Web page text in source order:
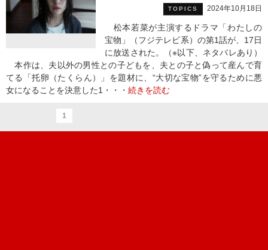
TOPICS 2024年10月18日
松本若菜が主演するドラマ「わたしの
宝物」（フジテレビ系）の第1話が、17日
に放送された。（※以下、ネタバレあり）
本作は、夫以外の男性との子どもを、夫との子と偽って産んで育
てる「托卵（たくらん）」を題材に、“大切な宝物”を守るために悪
女になることを決意した1・・・ 続きを読む
1